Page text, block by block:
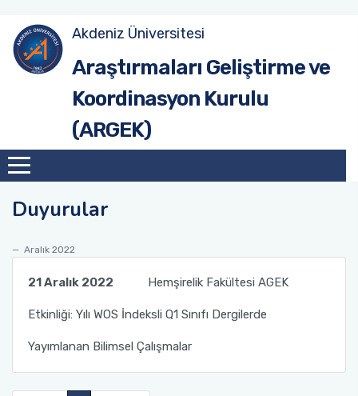
Akdeniz Üniversitesi
Araştırmaları Geliştirme ve
Koordinasyon Kurulu
(ARGEK)
Duyurular
Aralık 2022
21 Aralık 2022 Hemşirelik Fakültesi AGEK
Etkinliği: Yılı WOS İndeksli Q1 Sınıfı Dergilerde
Yayımlanan Bilimsel Çalışmalar
Site Anasayfa
Üniversite Anasayfa
Tanıtım
Misyon & Vizyon
Organizasyon Şeması
Akdeniz Üniversitesi Araştırma Geliştirme
Süreçleri Yönetim Organizasyon Yapısı
Kurul Üyeleri
Hedef ve Öneriler (2017-2020)
Hedef ve Öneriler (2020-2023)
Hedef ve Öneriler (2023-2026)
Tanıtım
Birim AGEK'leri
Çalışma Esasları
AGEK Rapor Şablonu